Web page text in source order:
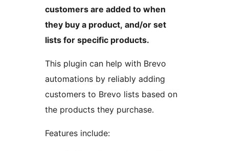
customers are added to when
they buy a product, and/or set
lists for specific products.
This plugin can help with Brevo
automations by reliably adding
customers to Brevo lists based on
the products they purchase.
Features include: